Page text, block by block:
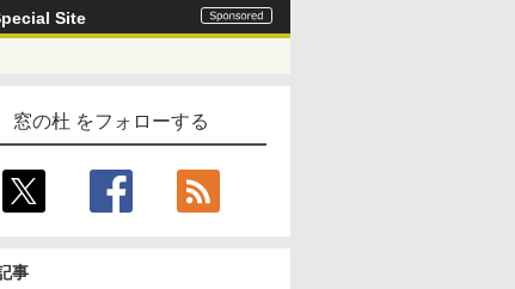
Site
窓の杜 をフォローする
事